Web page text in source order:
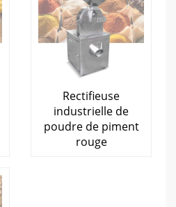
Rectifieuse
industrielle de
poudre de piment
rouge